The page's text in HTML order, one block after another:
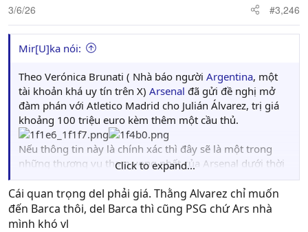
3/6/26 #3,246
Mir[U]ka nói:
Theo Verónica Brunati ( Nhà báo người Argentina, một
tài khoản khá uy tín trên X) Arsenal đã gửi đề nghị mở
đàm phán với Atletico Madrid cho Julián Álvarez, trị giá
khoảng 100 triệu euro kèm thêm một cầu thủ.
Nếu thông tin này là chính xác thì đây sẽ là một trong
những thương vụ tham vọng nhất của Arsenal dưới thời
Arteta.
Julián Álvarez. Một tiền đạo đẳng cấp, đa năng và mới chỉ
26 tuổi.
Click to expand...
Cái quan trọng del phải giá. Thằng Alvarez chỉ muốn
đến Barca thôi, del Barca thì cũng PSG chứ Ars nhà
mình khó vl